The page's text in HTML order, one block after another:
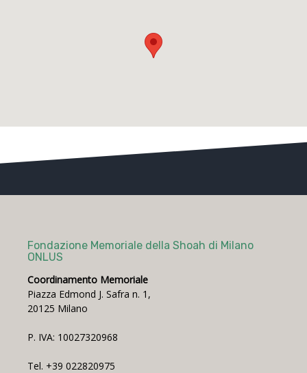
Fondazione Memoriale della Shoah di Milano
ONLUS
Coordinamento Memoriale
Piazza Edmond J. Safra n. 1,
20125 Milano
P. IVA: 10027320968
Tel. +39 022820975